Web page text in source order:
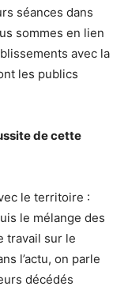
séances dans
sommes en lien
avec la
les publics
de cette
le territoire :
le mélange des
travail sur le
l’actu, on parle
décédés